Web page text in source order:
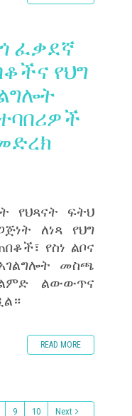
ፈቃደኛ
የህግ
የህጻናት ፍትህ
ለነጻ የህግ
የስነ ልቦና
መስጫ
ልውውጥና
READ MORE
9 10 Next